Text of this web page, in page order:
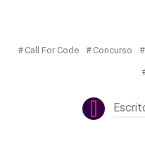
Call For Code Concurso